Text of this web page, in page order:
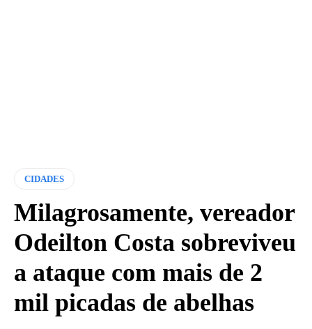
CIDADES
Milagrosamente, vereador
Odeilton Costa sobreviveu
a ataque com mais de 2
mil picadas de abelhas